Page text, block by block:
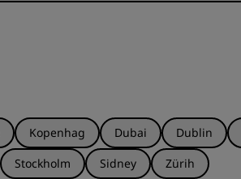
Kopenhag Dubai Dublin
Stockholm Sidney Zürih